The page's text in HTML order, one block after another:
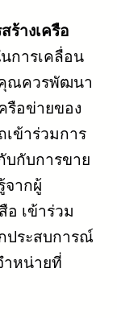
างเครือ
การเคลื่อน
คุณควรพัฒนา
รือข่ายของ
ข้าร่วมการ
บกับการขาย
จากผู้
อ เข้าร่วม
ประสบการณ์
ำหน่ายที่